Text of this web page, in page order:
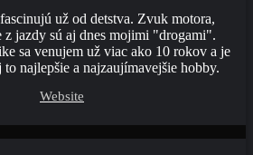
už od detstva. Zvuk motora,
z jazdy sú aj dnes mojimi "drogami".
sa venujem už viac ako 10 rokov a je
to najlepšie a najzaujímavejšie hobby.
Website